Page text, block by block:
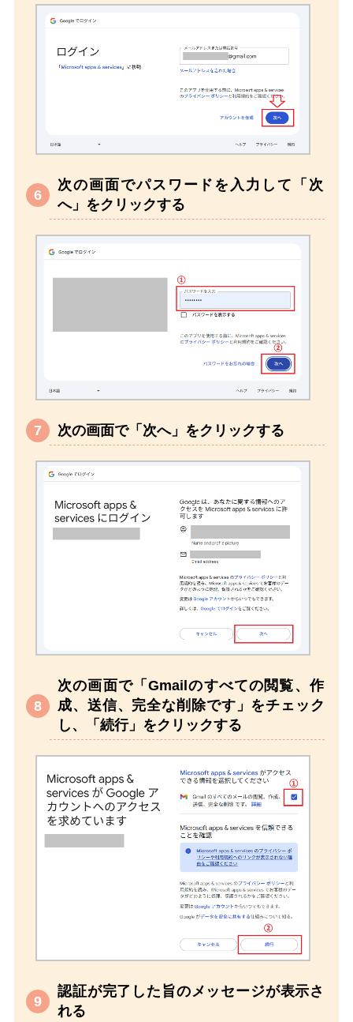
次の画面でパスワードを入力して「次
へ」をクリックする
次の画面で「次へ」をクリックする
次の画面で「Gmailのすべての閲覧、作
成、送信、完全な削除です」をチェック
し、「続行」をクリックする
認証が完了した旨のメッセージが表示さ
れる